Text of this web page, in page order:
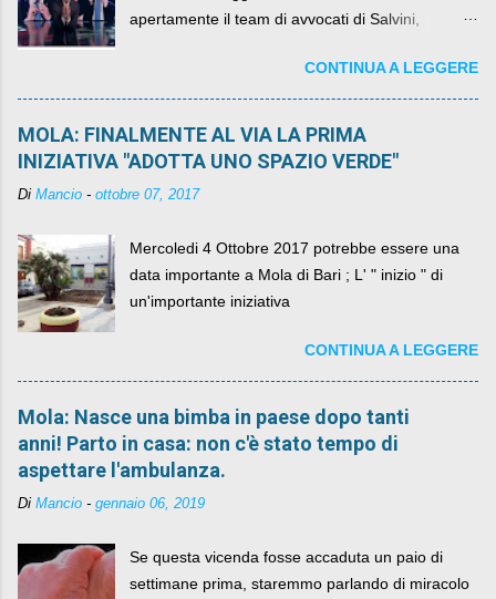
apertamente il team di avvocati di Salvini,
CONTINUA A LEGGERE
MOLA: FINALMENTE AL VIA LA PRIMA
INIZIATIVA "ADOTTA UNO SPAZIO VERDE"
Di Mancio - ottobre 07, 2017
Mercoledi 4 Ottobre 2017 potrebbe essere una
data importante a Mola di Bari ; L' " inizio " di
un'importante iniziativa
CONTINUA A LEGGERE
Mola: Nasce una bimba in paese dopo tanti
anni! Parto in casa: non c'è stato tempo di
aspettare l'ambulanza.
Di Mancio - gennaio 06, 2019
Se questa vicenda fosse accaduta un paio di
settimane prima, staremmo parlando di miracolo